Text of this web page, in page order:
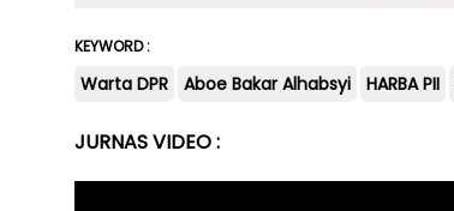
KEYWORD :
Warta DPR Aboe Bakar Alhabsyi HARBA PII
JURNAS VIDEO :